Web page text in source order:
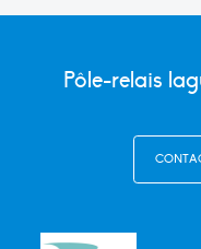
Pôle-relais